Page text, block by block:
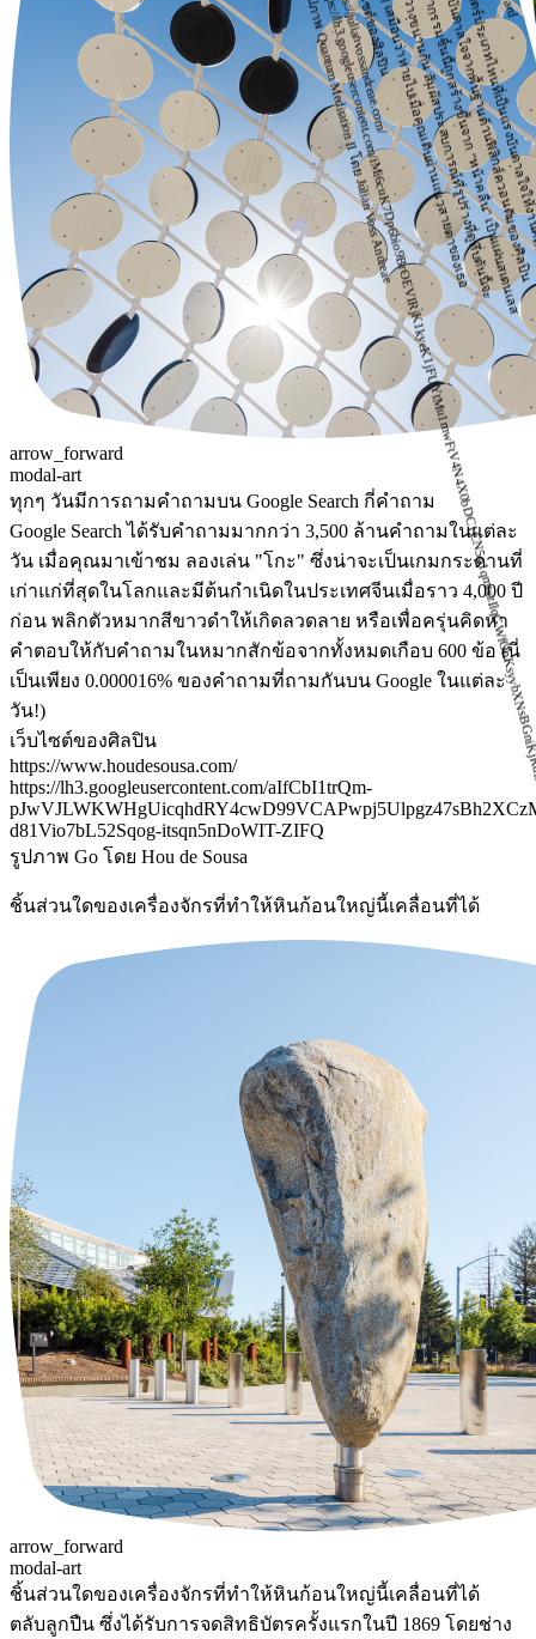
คณิตศาสตร์ประเภทไหน
ด้
ว
ยแ
ร
ง
บั
น
ด
า
ล
ใ
จ
จ
า
ก
พื้
น
ฐ
า
น
ด้
า
น
ฟิ
สิ
ก
ส์
ค
ว
อ
น
ตั
ม
ข
อ
ง
ศิ
ล
ปิ
น
ป
ร
ะ
ติ
ม
า
ก
ร
ร
ม
ชิ้
น
นี้
ถู
ก
ส
ร้
า
ง
ขึ้
น
จ
า
ก
"
ห
น้
า
ค
ลื่
น
"
เ
ป็
น
แ
ผ่
น
ส
เ
ต
น
เ
ล
ส
ส
ตี
ล
ที่
ว
า
ง
ข
น
า
น
กั
น
สั
ม
ผั
ส
ป
ร
ะ
ส
บ
ก
า
ร
ณ์
ที่
รู
ป
ร่
า
ง
ที่
ดู
ทึ
บ
ตั
น
นี้
จ
ะ
ค่อ
ย
ๆ
เ
ส
มื
อ
น
ว่
า
ห
า
ย
ไ
ป
เ
มื่
อ
คุ
ณ
เ
ดิ
น
ผ่
า
น
แ
น
ว
ส
า
ย
ต
า
ข
อ
ง
เ
ธ
อ
เว็บไซต์ของศิลปิน
https://julianvossandreae.com/
https://lh3.googleusercontent.com/
รูปภาพ Quantum Meditation II โดย Julian Voss Andreae
arrow_forward
modal-art
ทุกๆ วันมีการถามคำถามบน Google Search กี่คำถาม
Google Search ได้รับคำถามมากกว่า 3,500 ล้านคำถามในแต่ละ
วัน เมื่อคุณมาเข้าชม ลองเล่น "โกะ" ซึ่งน่าจะเป็นเกมกระดานที่
เก่าแก่ที่สุดในโลกและมีต้นกำเนิดในประเทศจีนเมื่อราว 4,000 ปี
ก่อน พลิกตัวหมากสีขาวดำให้เกิดลวดลาย หรือเพื่อครุ่นคิดหา
คำตอบให้กับคำถามในหมากสักข้อจากทั้งหมดเกือบ 600 ข้อ (นี่
เป็นเพียง 0.000016% ของคำถามที่ถามกันบน Google ในแต่ละ
วัน!)
เว็บไซต์ของศิลปิน
https://www.houdesousa.com/
https://lh3.googleusercontent.com/aIfCbI1trQm-
d81Vio7bL52Sqog-itsqn5nDoWIT-ZIFQ
รูปภาพ Go โดย Hou de Sousa
ชิ้นส่วนใดของเครื่องจักรที่ทำให้หินก้อนใหญ่นี้เคลื่อนที่ได้
arrow_forward
modal-art
ชิ้นส่วนใดของเครื่องจักรที่ทำให้หินก้อนใหญ่นี้เคลื่อนที่ได้
ตลับลูกปืน ซึ่งได้รับการจดสิทธิบัตรครั้งแรกในปี 1869 โดยช่าง